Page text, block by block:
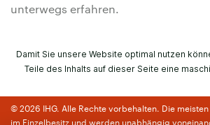
unterwegs erfahren.
Damit Sie unsere Website optimal nutzen
Teile des Inhalts auf dieser Seite eine
© 2026 IHG. Alle Rechte vorbehalten. Die
im Einzelbesitz und werden unabhängig